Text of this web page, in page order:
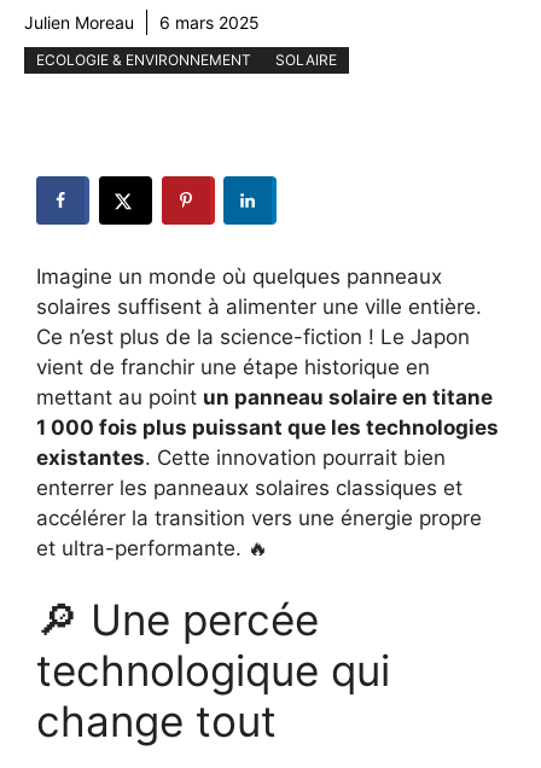
Julien Moreau 6 mars 2025
ECOLOGIE & ENVIRONNEMENT SOLAIRE
Imagine un monde où quelques panneaux
solaires suffisent à alimenter une ville entière.
Ce n’est plus de la science-fiction ! Le Japon
vient de franchir une étape historique en
mettant au point un panneau solaire en titane
1 000 fois plus puissant que les technologies
existantes. Cette innovation pourrait bien
enterrer les panneaux solaires classiques et
accélérer la transition vers une énergie propre
et ultra-performante. 🔥
🔎 Une percée
technologique qui
change tout